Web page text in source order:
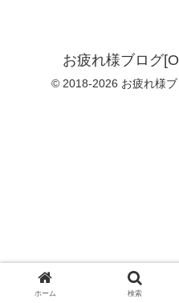
お疲れ様ブログ
© 2018-2026 お疲れ様
ホーム 検索